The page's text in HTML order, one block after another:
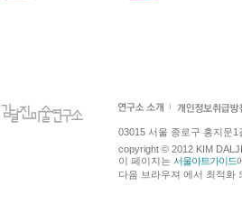
03015 서울 종로구 홍지문
copyright © 2012 KIM
이 페이지는 서울아트가이드
다음 브라우져 에서 최적화